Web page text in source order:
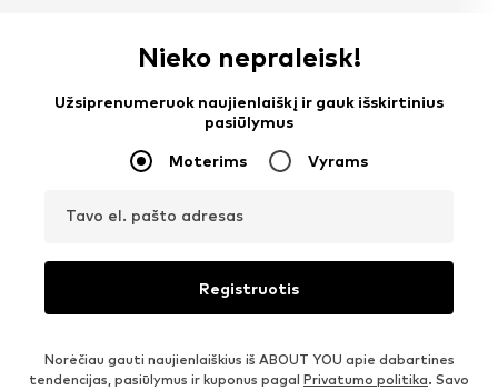
Nieko nepraleisk!
Užsiprenumeruok naujienlaiškį ir gauk išskirtinius
pasiūlymus
Moterims Vyrams
Tavo el. pašto adresas
Registruotis
Norėčiau gauti naujienlaiškius iš ABOUT YOU apie dabartines
tendencijas, pasiūlymus ir kuponus pagal Privatumo politika. Savo